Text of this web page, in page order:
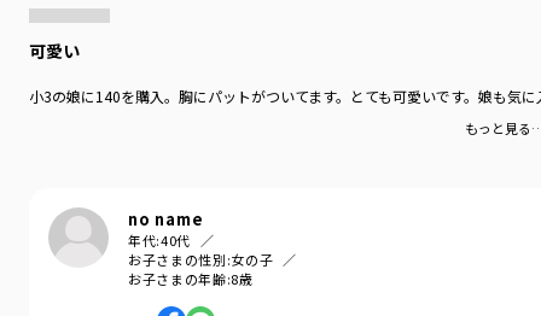
可愛い
小3の娘に140を購入。胸にパットがついてます。とても可愛いです。娘も気に
もっと見る
no name
年代:40代
お子さまの性別:女の子
お子さまの年齢:8歳